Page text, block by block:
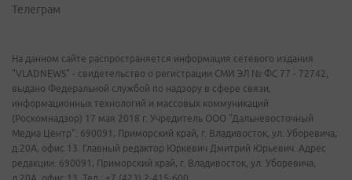
Телеграм
На данном сайте распространяется информация сетевого издания
"VLADNEWS" - свидетельство о регистрации СМИ ЭЛ № ФС 77 - 72742,
выдано Федеральной службой по надзору в сфере связи,
информационных технологий и массовых коммуникаций
(Роскомнадзор) 17 мая 2018 г. Учредитель ООО "Дальневосточный
Медиа Центр". 690091, Приморский край, г. Владивосток, ул. Уборевича,
д.20А, офис 13. Главный редактор Юркевич Дмитрий Юрьевич. Адрес
редакции: 690091, Приморский край, г. Владивосток, ул. Уборевича,